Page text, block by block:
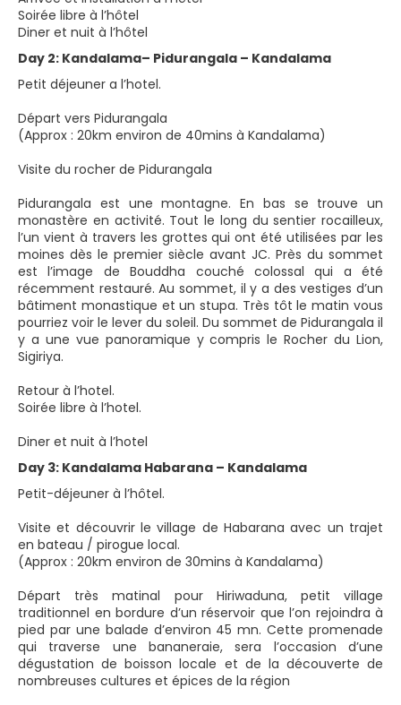
Soirée libre à l’hôtel
Diner et nuit à l’hôtel
Day 2: Kandalama– Pidurangala – Kandalama
Petit déjeuner a l’hotel.
Départ vers Pidurangala
(Approx : 20km environ de 40mins à Kandalama)
Visite du rocher de Pidurangala
Pidurangala est une montagne. En bas se trouve un
monastère en activité. Tout le long du sentier rocailleux,
l’un vient à travers les grottes qui ont été utilisées par les
moines dès le premier siècle avant JC. Près du sommet
est l’image de Bouddha couché colossal qui a été
récemment restauré. Au sommet, il y a des vestiges d’un
bâtiment monastique et un stupa. Très tôt le matin vous
pourriez voir le lever du soleil. Du sommet de Pidurangala il
y a une vue panoramique y compris le Rocher du Lion,
Sigiriya.
Retour à l’hotel.
Soirée libre à l’hotel.
Diner et nuit à l’hotel
Day 3: Kandalama Habarana – Kandalama
Petit-déjeuner à l’hôtel.
Visite et découvrir le village de Habarana avec un trajet
en bateau / pirogue local.
(Approx : 20km environ de 30mins à Kandalama)
Départ très matinal pour Hiriwaduna, petit village
traditionnel en bordure d’un réservoir que l’on rejoindra à
pied par une balade d’environ 45 mn. Cette promenade
qui traverse une bananeraie, sera l’occasion d’une
dégustation de boisson locale et de la découverte de
nombreuses cultures et épices de la région